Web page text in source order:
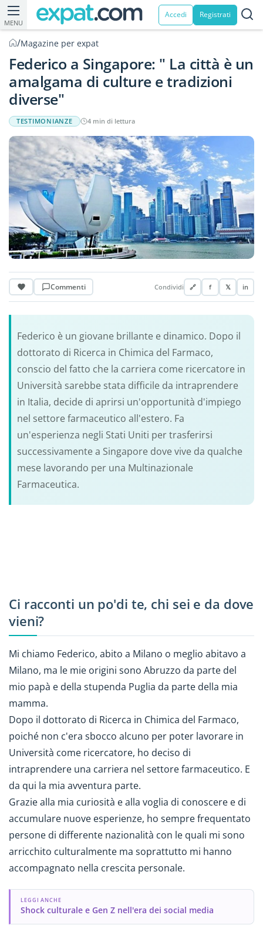
MENU
Accedi Registrati
/Magazine per expat
Federico a Singapore: " La città è un
amalgama di culture e tradizioni
diverse"
TESTIMONIANZE 4 min di lettura
Commenti Condividi 🔗 f 𝕏 in
Federico è un giovane brillante e dinamico. Dopo il
dottorato di Ricerca in Chimica del Farmaco,
conscio del fatto che la carriera come ricercatore in
Università sarebbe stata difficile da intraprendere
in Italia, decide di aprirsi un'opportunità d'impiego
nel settore farmaceutico all'estero. Fa
un'esperienza negli Stati Uniti per trasferirsi
successivamente a Singapore dove vive da qualche
mese lavorando per una Multinazionale
Farmaceutica.
Ci racconti un po'di te, chi sei e da dove
vieni?
Mi chiamo Federico, abito a Milano o meglio abitavo a
Milano, ma le mie origini sono Abruzzo da parte del
mio papà e della stupenda Puglia da parte della mia
mamma.
Dopo il dottorato di Ricerca in Chimica del Farmaco,
poiché non c'era sbocco alcuno per poter lavorare in
Università come ricercatore, ho deciso di
intraprendere una carriera nel settore farmaceutico. E
da qui la mia avventura parte.
Grazie alla mia curiosità e alla voglia di conoscere e di
accumulare nuove esperienze, ho sempre frequentato
persone di differente nazionalità con le quali mi sono
arricchito culturalmente ma soprattutto mi hanno
accompagnato nella crescita personale.
LEGGI ANCHE
Shock culturale e Gen Z nell'era dei social media